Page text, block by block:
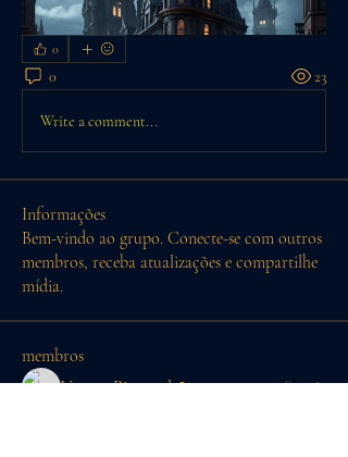
0
0 23
Write a comment...
Informações
Bem-vindo ao grupo. Conecte-se com outros
membros, receba atualizações e compartilhe
mídia.
membros
Vagner Pimentel
Seguir